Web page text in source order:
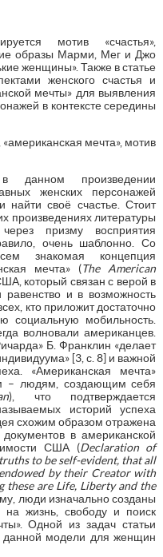
мотив «счастья»,
образы Марми, Мег и Джо
женщины». Также в статье
женского счастья и
мечты» для выявления
в контексте середины
мечта», мотив
данном произведении
женских персонажей
найти своё счастье. Стоит
произведениях литературы
призму восприятия
очень шаблонно. Со
знакомая концепция
мечта» (The
American
который связан с верой в
равенство и в возможность
кто приложит достаточно
социальную мобильность.
волновали американцев.
Б. Франклин «делает
[3, с. 8] и важной
«Американская мечта»
– людям, создающим себя
), что подтверждается
историй успеха
схожим образом отражена
в американской
США (Declaration of
to be self-evident, that all
by their Creator with
these are Life, Liberty and the
люди изначально созданы
жизнь, свободу и поиск
Одной из задач статьи
данной модели для женщин